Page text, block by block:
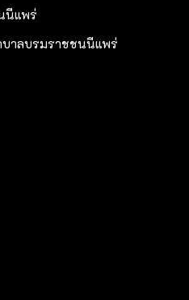
นีแพร่
าลบรมราชชนนีแพร่